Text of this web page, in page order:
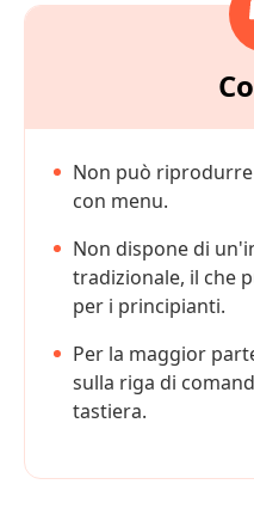
Non può
con menu.
Non dispone di
tradizionale, il che
per i principianti.
Per la maggior
sulla riga di
tastiera.